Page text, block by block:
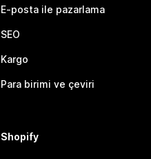
E-posta ile pazarlama
SEO
Kargo
Para birimi ve çeviri
Shopify